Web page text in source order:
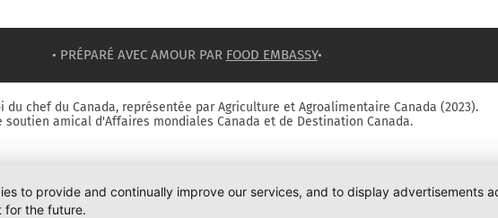
• PRÉPARÉ AVEC AMOUR PAR FOOD EMBASSY•
du chef du Canada, représentée par Agriculture et Agroalimentaire Canada (2023).
soutien amical d'Affaires mondiales Canada et de Destination Canada.
to provide and continually improve our services, and to display advertisements
for the future.